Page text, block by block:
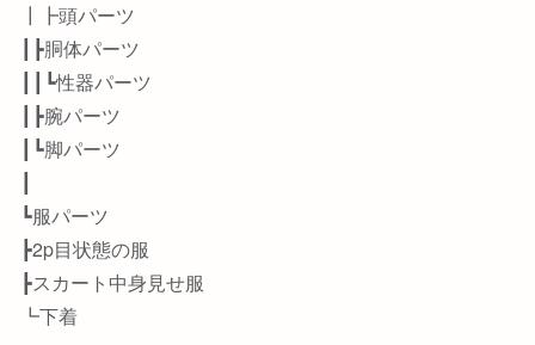
┃┣頭パーツ
┃┣胴体パーツ
┃┃┗性器パーツ
┃┣腕パーツ
┃┗脚パーツ
┗服パーツ
┣2p目状態の服
┣スカート中身見せ服
┗下着